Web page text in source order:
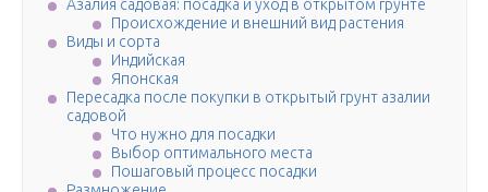
Азалия садовая: посадка и уход в открытом грунте
Происхождение и внешний вид растения
Виды и сорта
Индийская
Японская
Пересадка после покупки в открытый грунт азалии
садовой
Что нужно для посадки
Выбор оптимального места
Пошаговый процесс посадки